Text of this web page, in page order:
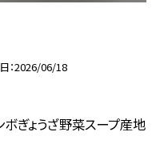
2026/06/18
ぎょうざ野菜スープ産地